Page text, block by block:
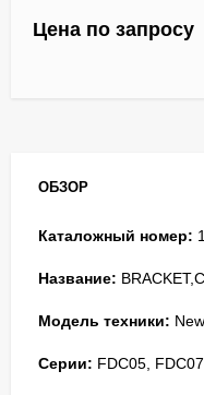
Цена по запросу
ОБЗОР
Каталожный номер:
Название:
Модель техники:
Серии: FDC05,